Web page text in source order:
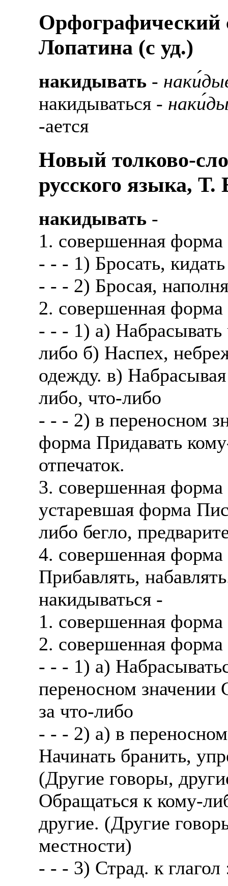
Орфографический
Лопатина (c уд.)
накидывать -
накидываться -
-ается
Новый толково-
русского языка,
накидывать -
1. совершенная
- - - 1) Бросать,
- - - 2) Бросая,
2. совершенная форма
- - - 1) а) Набрасывать
либо б) Наспех,
одежду. в) Набрасывая
либо, что-либо
- - - 2) в переносном
форма Придавать
отпечаток.
3. совершенная
устаревшая форма
либо бегло,
4. совершенная форма
Прибавлять,
накидываться -
1. совершенная
2. совершенная форма
- - - 1) а)
переносном
за что-либо
- - - 2) а) в
Начинать бранить,
(Другие говоры,
Обращаться к кому-
другие. (Другие
местности)
- - - 3) Страд. к